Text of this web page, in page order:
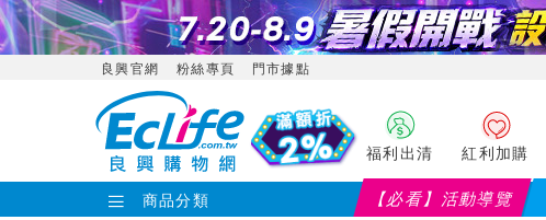
良興官網 粉絲專頁 門市據點
福利出清 紅利加購
商品分類 【必看】活動導覽